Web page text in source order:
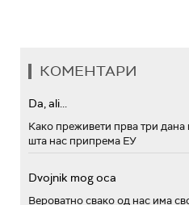
КОМЕНТАРИ
Da, ali...
Како преживети прва три дана
шта нас припрема ЕУ
Dvojnik mog oca
Вероватно свако од нас има